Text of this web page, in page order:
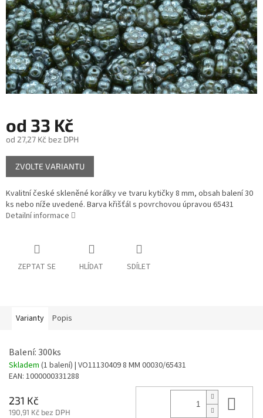
od 33 Kč
od 27,27 Kč bez DPH
Měrná
cena:
ZVOLTE VARIANTU
Kvalitní české skleněné korálky ve tvaru kytičky 8 mm, obsah balení 30
ks nebo níže uvedené. Barva křišťál s povrchovou úpravou 65431
Detailní informace
ZEPTAT SE HLÍDAT SDÍLET
Varianty Popis
Balení: 300ks
Skladem (1 balení) | VO11130409 8 MM 00030/65431
EAN: 1000000331288
231 Kč
190,91 Kč bez DPH